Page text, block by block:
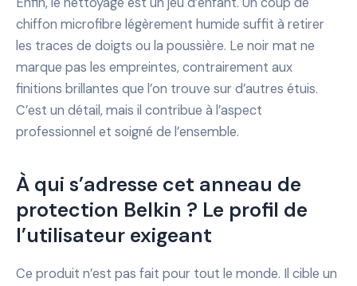
chiffon microfibre légèrement humide suffit à retirer
les traces de doigts ou la poussière. Le noir mat ne
marque pas les empreintes, contrairement aux
finitions brillantes que l’on trouve sur d’autres étuis.
C’est un détail, mais il contribue à l’aspect
professionnel et soigné de l’ensemble.
À qui s’adresse cet anneau de
protection Belkin ? Le profil de
l’utilisateur exigeant
Ce produit n’est pas fait pour tout le monde. Il cible un